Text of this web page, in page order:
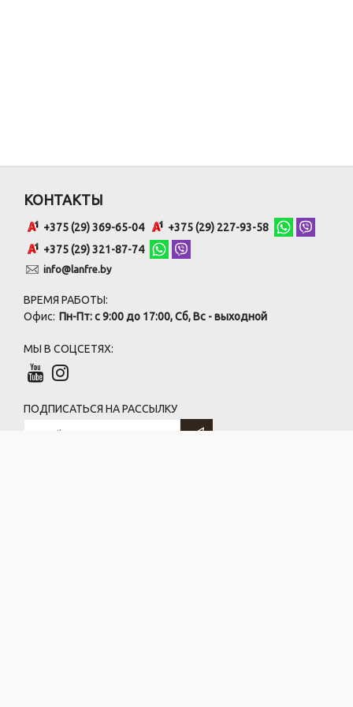
КОНТАКТЫ
+375 (29) 369-65-04
+375 (29) 227-93-58
+375 (29) 321-87-74
info@lanfre.by
ВРЕМЯ РАБОТЫ:
Офис: Пн-Пт: с 9:00 до 17:00, Сб, Вс - выходной
МЫ В СОЦСЕТЯХ:
ПОДПИСАТЬСЯ НА РАССЫЛКУ